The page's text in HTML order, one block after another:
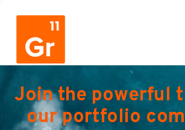
Join the powerful
our portfolio